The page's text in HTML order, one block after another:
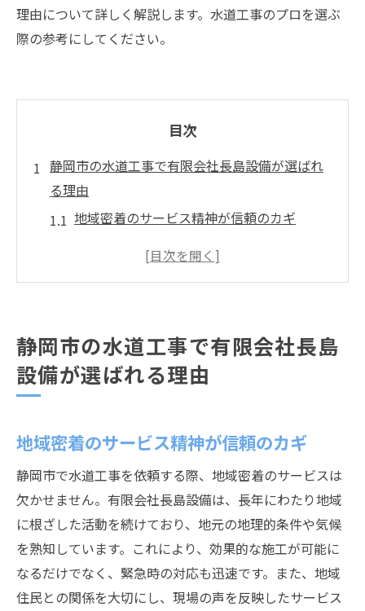
理由について詳しく解説します。水道工事のプロを選ぶ
際の参考にしてください。
目次
静岡市の水道工事で有限会社長島設備が選ばれ
る理由
地域密着のサービス精神が信頼のカギ
お客様のニーズに応じた提案力が光る
アフターサポートの充実が安心を提供
環境に配慮した施工が地域貢献に繋がる
技術力
熟練の技術者による高品質な作業
安全対策と施工基準の徹底
地形特性を活かした独自の工法
顧客満足度を高めるための品質管理
トラブルに迅速に対応する緊急体制
静岡市の水道工事で有限会社長島
設備が選ばれる理由
地域密着のサービス精神が信頼のカギ
静岡市で水道工事を依頼する際、地域密着のサービスは
欠かせません。有限会社長島設備は、長年にわたり地域
に根ざした活動を続けており、地元の地理的条件や気候
を熟知しています。これにより、効果的な施工が可能に
なるだけでなく、緊急時の対応も迅速です。また、地域
住民との関係を大切にし、現場の声を反映したサービス